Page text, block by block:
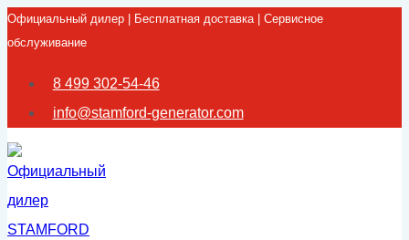
Перейти
к
содержимому
Официальный дилер | Бесплатная доставка | Сервисное
обслуживание
8 499 302-54-46
info@stamford-generator.com